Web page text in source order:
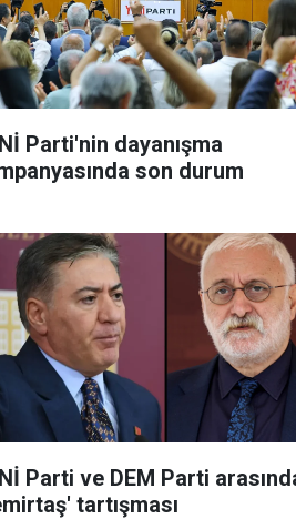
Parti'nin dayanışma
son durum
Parti ve DEM Parti
tartışması